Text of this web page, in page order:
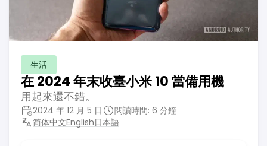
生活
在 2024 年末收臺小米 10 當備用機
用起來還不錯。
2024 年 12 月 5 日
閱讀時間: 6 分鐘
简体中文English日本語